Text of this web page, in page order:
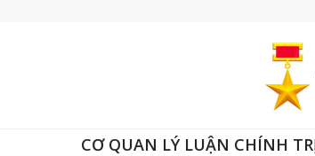
CƠ QUAN LÝ LUẬN CHÍNH